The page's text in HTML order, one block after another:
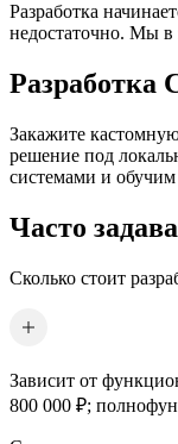
Разработка
недостаточно. Мы
Разработка
Закажите
решение под
системами и обучим
Часто
Сколько стоит
Зависит от
800 000 ₽;